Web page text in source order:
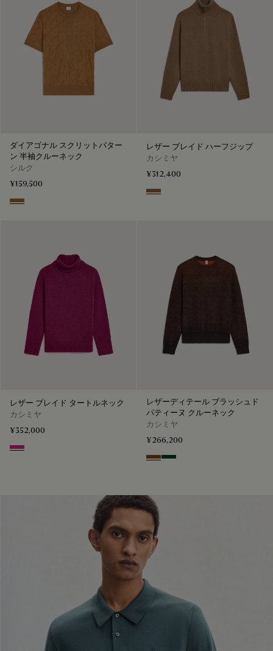
ダイアゴナル スクリットパター
ン 半袖クルーネック
シルク
¥159,500
Tobacco
レザー ブレイド ハーフジップ
カシミヤ
¥312,400
Walnut
レザー ブレイド タートルネック
カシミヤ
¥352,000
Purple Fushia
レザーディテール ブラッシュド
パティーヌ クルーネック
カシミヤ
¥266,200
Rust Patina
Green Patina